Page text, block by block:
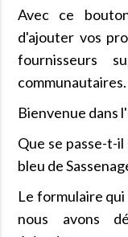
Avec ce
d'ajouter vos
fournisseurs
communautaires.
Bienvenue dans
Que se passe-t-
bleu de
Le formulaire
nous avons